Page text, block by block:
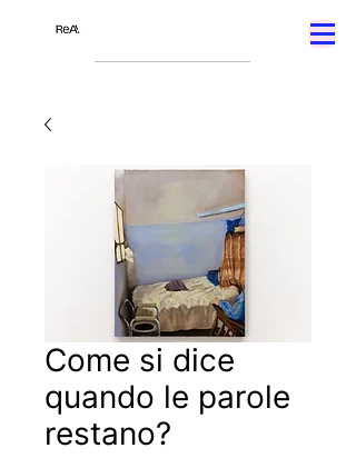
Come si dice
quando le parole
restano?